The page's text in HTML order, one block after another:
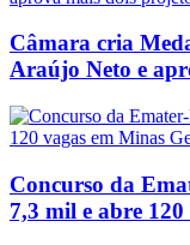
Câmara cria
Araújo Neto e
Concurso da
7,3 mil e abre